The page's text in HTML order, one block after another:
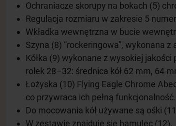
Ochraniacze skorupy na bokach (5)
Regulacja rozmiaru w zakresie 5
Wkładka wewnętrzna w bucie
Szyna (8) “rockeringowa”, wykonana
Kółka (9) wykonane z wysokiej
rolek 28–32: średnica kół 62 mm, 64
Łożyska (10) Flying Eagle Chrome
co przywraca ich pełną funkcjonalność.
Do mocowania kół używane są ośki
W zestawie znajduje się hamulec (12).